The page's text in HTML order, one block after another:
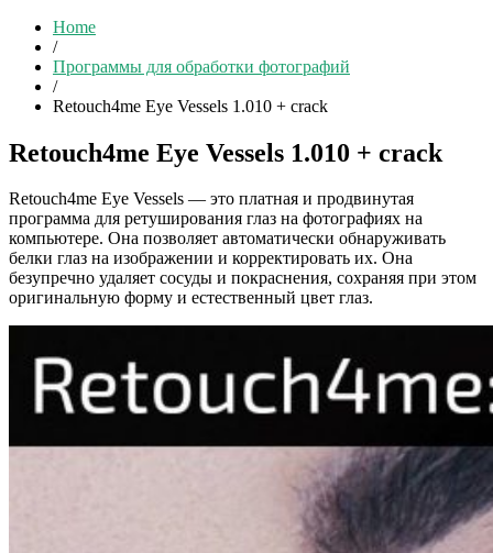
Home
/
Программы для обработки фотографий
/
Retouch4me Eye Vessels 1.010 + crack
Retouch4me Eye Vessels 1.010 + crack
Retouch4me Eye Vessels — это платная и продвинутая
программа для ретуширования глаз на фотографиях на
компьютере. Она позволяет автоматически обнаруживать
белки глаз на изображении и корректировать их. Она
безупречно удаляет сосуды и покраснения, сохраняя при этом
оригинальную форму и естественный цвет глаз.